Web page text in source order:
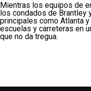
Mientras los equipos de
los condados de Brantley
principales como Atlanta
escuelas y carreteras en
que no da tregua.